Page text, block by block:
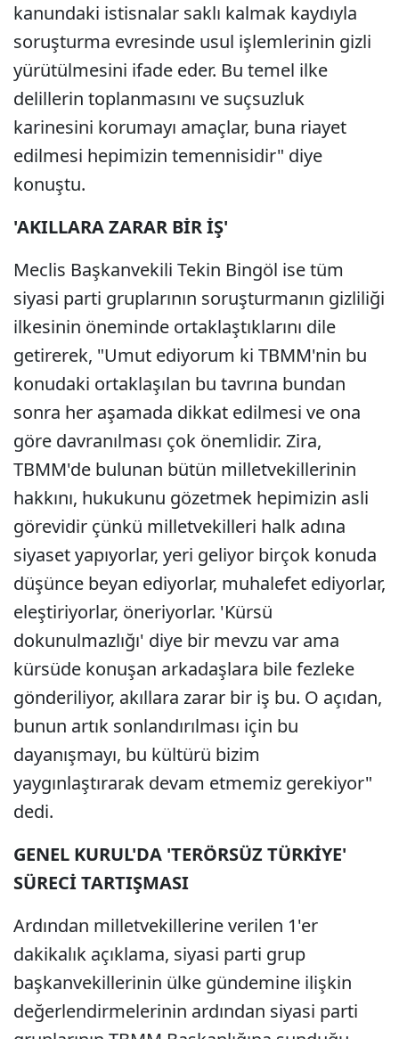
kanundaki istisnalar saklı kalmak kaydıyla
soruşturma evresinde usul işlemlerinin gizli
yürütülmesini ifade eder. Bu temel ilke
delillerin toplanmasını ve suçsuzluk
karinesini korumayı amaçlar, buna riayet
edilmesi hepimizin temennisidir" diye
konuştu.
'AKILLARA ZARAR BİR İŞ'
Meclis Başkanvekili Tekin Bingöl ise tüm
siyasi parti gruplarının soruşturmanın gizliliği
ilkesinin öneminde ortaklaştıklarını dile
getirerek, "Umut ediyorum ki TBMM'nin bu
konudaki ortaklaşılan bu tavrına bundan
sonra her aşamada dikkat edilmesi ve ona
göre davranılması çok önemlidir. Zira,
TBMM'de bulunan bütün milletvekillerinin
hakkını, hukukunu gözetmek hepimizin asli
görevidir çünkü milletvekilleri halk adına
siyaset yapıyorlar, yeri geliyor birçok konuda
düşünce beyan ediyorlar, muhalefet ediyorlar,
eleştiriyorlar, öneriyorlar. 'Kürsü
dokunulmazlığı' diye bir mevzu var ama
kürsüde konuşan arkadaşlara bile fezleke
gönderiliyor, akıllara zarar bir iş bu. O açıdan,
bunun artık sonlandırılması için bu
dayanışmayı, bu kültürü bizim
yaygınlaştırarak devam etmemiz gerekiyor"
dedi.
GENEL KURUL'DA 'TERÖRSÜZ TÜRKİYE'
SÜRECİ TARTIŞMASI
Ardından milletvekillerine verilen 1'er
dakikalık açıklama, siyasi parti grup
başkanvekillerinin ülke gündemine ilişkin
değerlendirmelerinin ardından siyasi parti